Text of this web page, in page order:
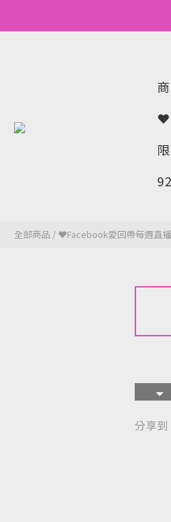
全部商品 / ❤Facebook愛回帶每週直
分享到